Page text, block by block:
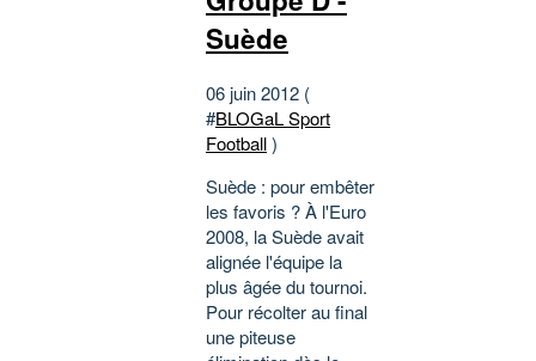
Suède
06 juin 2012 (
#BLOGaL Sport
Football)
Suède : pour embêter
les favoris ? À l'Euro
2008, la Suède avait
alignée l'équipe la
plus âgée du tournoi.
Pour récolter au final
une piteuse